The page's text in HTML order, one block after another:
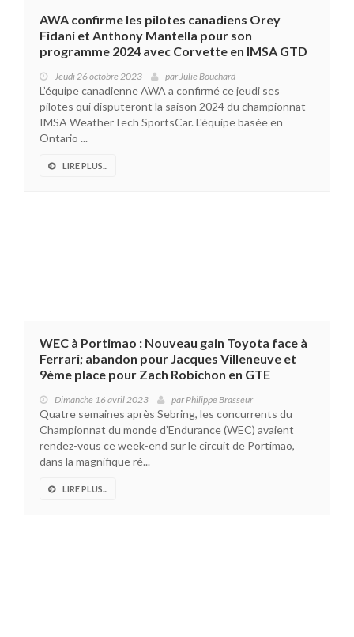
AWA confirme les pilotes canadiens Orey
Fidani et Anthony Mantella pour son
programme 2024 avec Corvette en IMSA GTD
Jeudi 26 octobre 2023 parJulie Bouchard
L’équipe canadienne AWA a confirmé ce jeudi ses
pilotes qui disputeront la saison 2024 du championnat
IMSA WeatherTech SportsCar. L'équipe basée en
Ontario ...
LIRE PLUS...
WEC à Portimao : Nouveau gain Toyota face à
Ferrari; abandon pour Jacques Villeneuve et
9ème place pour Zach Robichon en GTE
Dimanche 16 avril 2023 parPhilippe Brasseur
Quatre semaines après Sebring, les concurrents du
Championnat du monde d’Endurance (WEC) avaient
rendez-vous ce week-end sur le circuit de Portimao,
dans la magnifique ré...
LIRE PLUS...